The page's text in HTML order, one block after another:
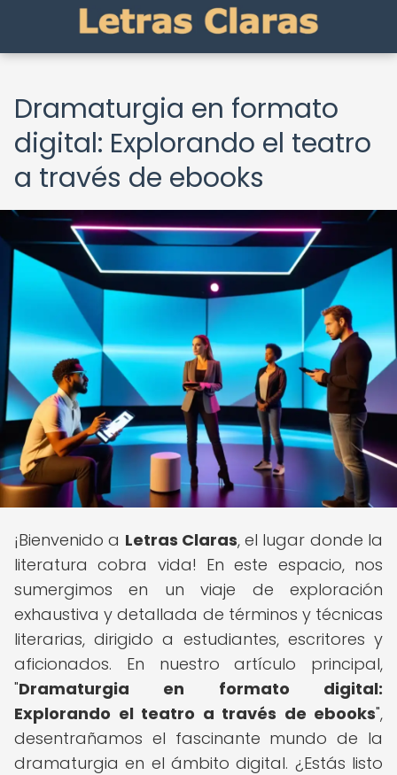
Dramaturgia en formato
digital: Explorando el teatro
a través de ebooks
¡Bienvenido a Letras Claras, el lugar donde la
literatura cobra vida! En este espacio, nos
sumergimos en un viaje de exploración
exhaustiva y detallada de términos y técnicas
literarias, dirigido a estudiantes, escritores y
aficionados. En nuestro artículo principal,
"Dramaturgia en formato digital:
Explorando el teatro a través de ebooks",
desentrañamos el fascinante mundo de la
dramaturgia en el ámbito digital. ¿Estás listo